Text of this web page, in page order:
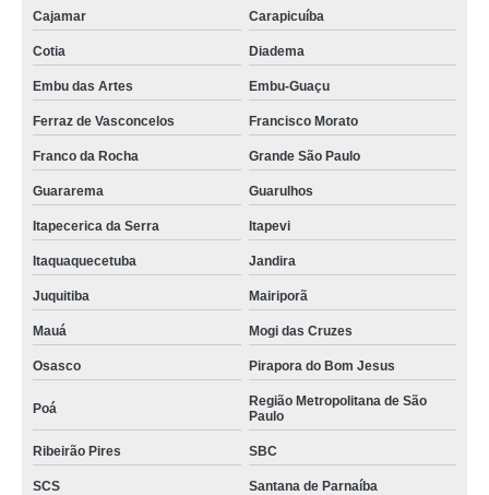
Cajamar Carapicuíba
Cotia Diadema
Embu das Artes Embu-Guaçu
Ferraz de Vasconcelos Francisco Morato
Franco da Rocha Grande São Paulo
Guararema Guarulhos
Itapecerica da Serra Itapevi
Itaquaquecetuba Jandira
Juquitiba Mairiporã
Mauá Mogi das Cruzes
Osasco Pirapora do Bom Jesus
Poá
Região Metropolitana de São
Paulo
Ribeirão Pires SBC
SCS Santana de Parnaíba